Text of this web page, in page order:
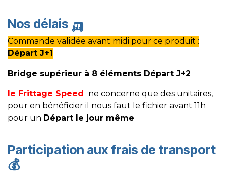
Nos délais 🛺
Commande validée avant midi pour ce produit :
Départ J+1
Bridge supérieur à 8 éléments Départ J+2
le Frittage Speed ne concerne que des unitaires,
pour en bénéficier il nous faut le fichier avant 11h
pour un Départ le jour même
Participation aux frais de transport
💰